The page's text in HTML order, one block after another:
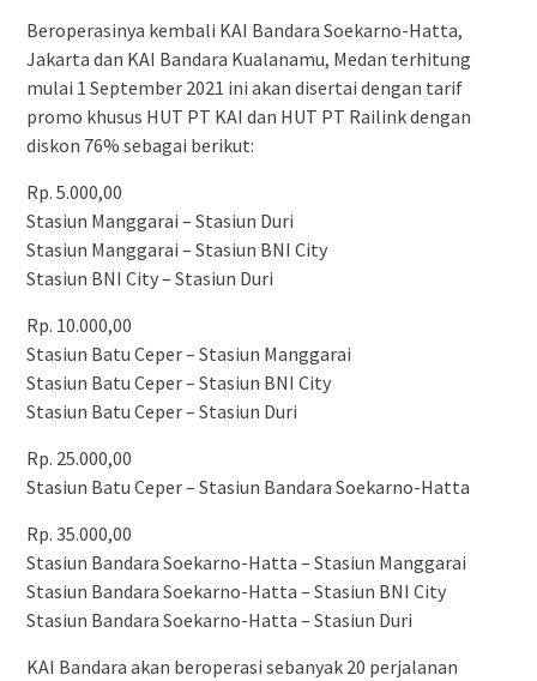
Beroperasinya kembali KAI Bandara Soekarno-Hatta,
Jakarta dan KAI Bandara Kualanamu, Medan terhitung
mulai 1 September 2021 ini akan disertai dengan tarif
promo khusus HUT PT KAI dan HUT PT Railink dengan
diskon 76% sebagai berikut:
Rp. 5.000,00
Stasiun Manggarai – Stasiun Duri
Stasiun Manggarai – Stasiun BNI City
Stasiun BNI City – Stasiun Duri
Rp. 10.000,00
Stasiun Batu Ceper – Stasiun Manggarai
Stasiun Batu Ceper – Stasiun BNI City
Stasiun Batu Ceper – Stasiun Duri
Rp. 25.000,00
Stasiun Batu Ceper – Stasiun Bandara Soekarno-Hatta
Rp. 35.000,00
Stasiun Bandara Soekarno-Hatta – Stasiun Manggarai
Stasiun Bandara Soekarno-Hatta – Stasiun BNI City
Stasiun Bandara Soekarno-Hatta – Stasiun Duri
KAI Bandara akan beroperasi sebanyak 20 perjalanan